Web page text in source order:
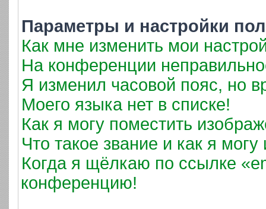
Параметры и настройки
Как мне изменить мои
На конференции
Я изменил часовой пояс, но
Моего языка нет в списке!
Как я могу поместить
Что такое звание и как я могу
Когда я щёлкаю по ссылке
конференцию!